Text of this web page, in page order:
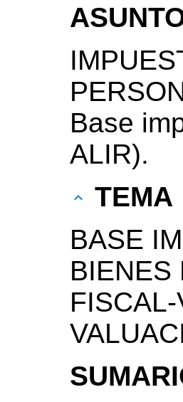
Base
ALIR).
TEMA
BASE
BIENES